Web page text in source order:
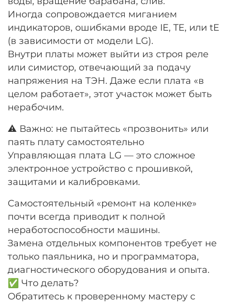
Иногда сопровождается миганием
индикаторов, ошибками вроде IE, TE, или tE
(в зависимости от модели LG).
Внутри платы может выйти из строя реле
или симистор, отвечающий за подачу
напряжения на ТЭН. Даже если плата «в
целом работает», этот участок может быть
нерабочим.
⚠️ Важно: не пытайтесь «прозвонить» или
паять плату самостоятельно
Управляющая плата LG — это сложное
электронное устройство с прошивкой,
защитами и калибровками.
Самостоятельный «ремонт на коленке»
почти всегда приводит к полной
неработоспособности машины.
Замена отдельных компонентов требует не
только паяльника, но и программатора,
диагностического оборудования и опыта.
✅ Что делать?
Обратитесь к проверенному мастеру с